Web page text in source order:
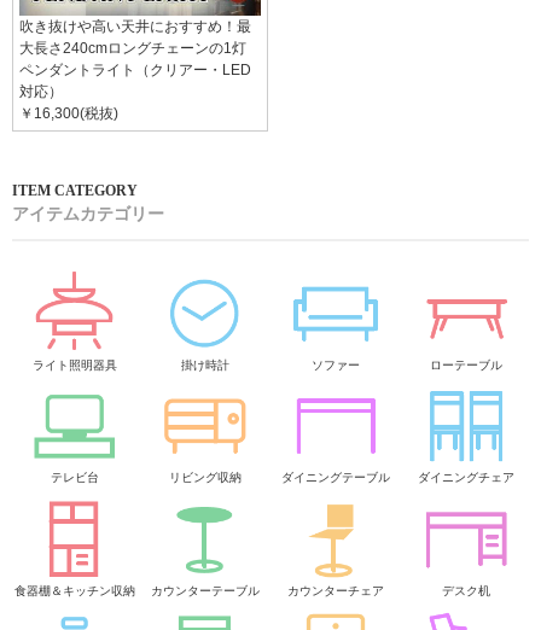
吹き抜けや高い天井におすすめ！最
大長さ240cmロングチェーンの1灯
ペンダントライト（クリアー・LED
対応）
￥16,300(税抜)
アイテムカテゴリー
ライト照明器具 掛け時計 ソファー ローテーブル
テレビ台 リビング収納 ダイニングテーブル ダイニングチェア
食器棚＆キッチン収納 カウンターテーブル カウンターチェア デスク机